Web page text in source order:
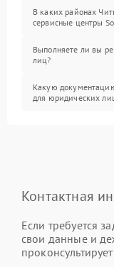
В каких районах
сервисные центры
Выполняете ли вы
лиц?
Какую
для юридических
Контактная
Если требуется
свои данные и